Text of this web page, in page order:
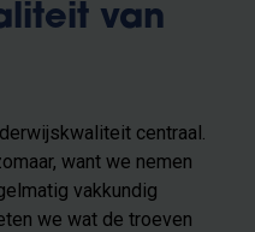
van
centraal.
want we nemen
vakkundig
we wat de troeven